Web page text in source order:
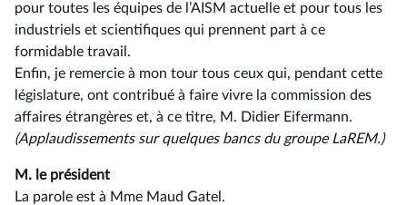
pour toutes les équipes de l’AISM actuelle et pour tous les
industriels et scientifiques qui prennent part à ce
formidable travail.
Enfin, je remercie à mon tour tous ceux qui, pendant cette
législature, ont contribué à faire vivre la commission des
affaires étrangères et, à ce titre, M. Didier Eifermann.
(Applaudissements sur quelques bancs du groupe LaREM.)
M. le président
La parole est à Mme Maud Gatel.